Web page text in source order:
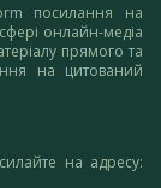
посилання на
сфері онлайн-медіа
прямого та
на цитований
на адресу: